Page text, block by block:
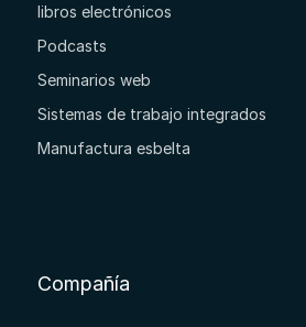
libros electrónicos
Podcasts
Seminarios web
Sistemas de trabajo integrados
Manufactura esbelta
Compañía